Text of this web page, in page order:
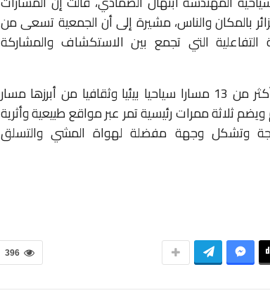
بالمكان والناس، مشيرة إلى أن الجمعية تسعى من
التفاعلية التي تجمع بين الاستكشاف والمشاركة
يذكر، أن محافظة عجلون تحتضن أكثر من 13 مسارا سياحيا بيئيا وثقافيا من أبرزها مسار
الذي يمتد على طول 30 كم ويضم ثلاثة ممرات رئيسية تمر عبر مواقع طبيعية وأثرية
وتشكل وجهة مفضلة لهواة المشي والتسلق
396